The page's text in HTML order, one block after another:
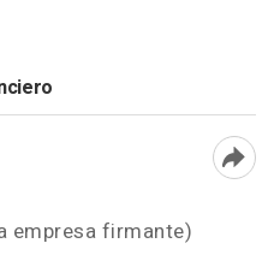
empresa firmante)